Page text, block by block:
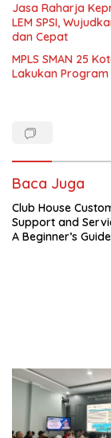
Jasa Raharja
LEM SPSI,
dan Cepat
MPLS SMAN 25
Lakukan Program
Baca Juga
Club House
Support and
A Beginner’s Guide